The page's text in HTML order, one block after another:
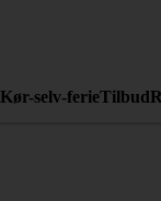
Kør-selv-ferieTilbud